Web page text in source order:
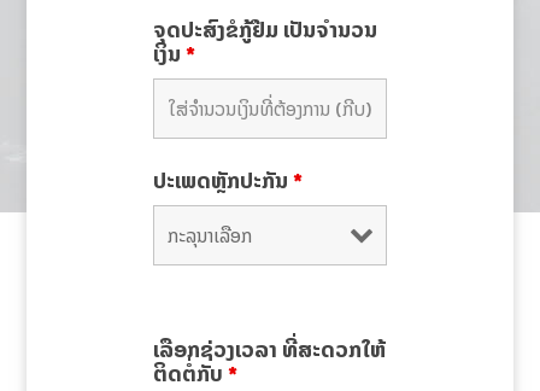
ຈຸດປະສົງຂໍກູ້ຢືມ ເປັນຈຳນວນ
ເງິນ*
ປະເພດຫຼັກປະກັນ*
ເລືອກຊ່ວງເວລາ ທີ່ສະດວກໃຫ້
ຕິດຕໍ່ກັບ*